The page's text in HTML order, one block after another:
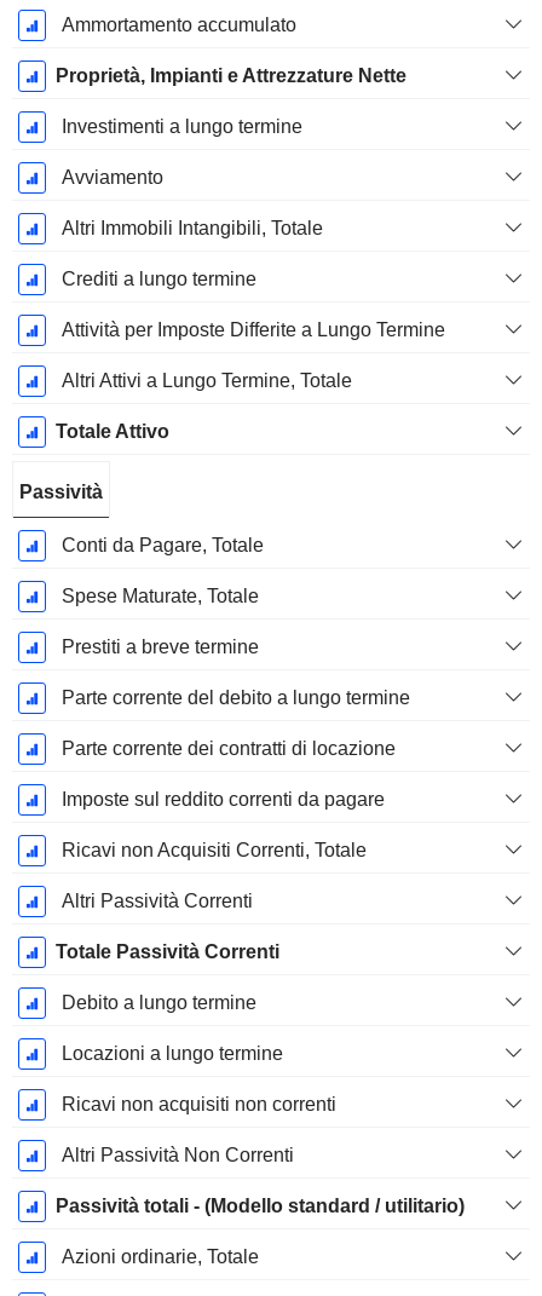
Ammortamento accumulato
Proprietà, Impianti e Attrezzature Nette
Investimenti a lungo termine
Avviamento
Altri Immobili Intangibili, Totale
Crediti a lungo termine
Attività per Imposte Differite a Lungo Termine
Altri Attivi a Lungo Termine, Totale
Totale Attivo
Passività
Conti da Pagare, Totale
Spese Maturate, Totale
Prestiti a breve termine
Parte corrente del debito a lungo termine
Parte corrente dei contratti di locazione
Imposte sul reddito correnti da pagare
Ricavi non Acquisiti Correnti, Totale
Altri Passività Correnti
Totale Passività Correnti
Debito a lungo termine
Locazioni a lungo termine
Ricavi non acquisiti non correnti
Altri Passività Non Correnti
Passività totali - (Modello standard / utilitario)
Azioni ordinarie, Totale